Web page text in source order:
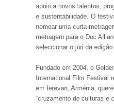
apoio a novos talentos,
e sustentabilidade. O
nomear uma curta-
metragem para o Doc
seleccionar o júri da edição
Fundado em 2004, o
International Film Festival
em Ierevan, Arménia,
“cruzamento de culturas e